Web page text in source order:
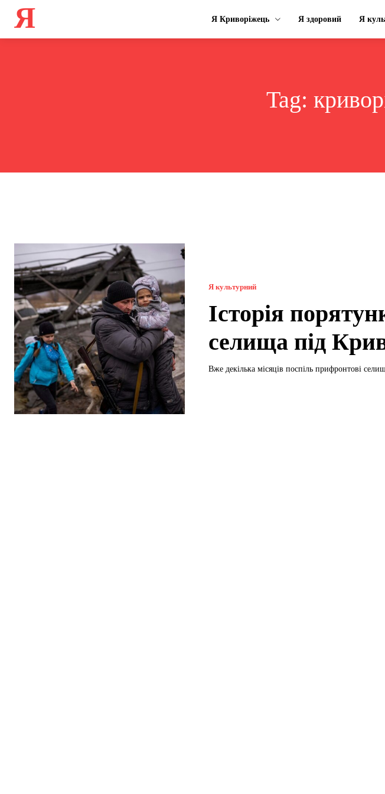
Я Я Криворіжець Я здоровий Я
Tag:
Я культурний
Історія
селища під
Вже декілька місяців поспіль прифронтові